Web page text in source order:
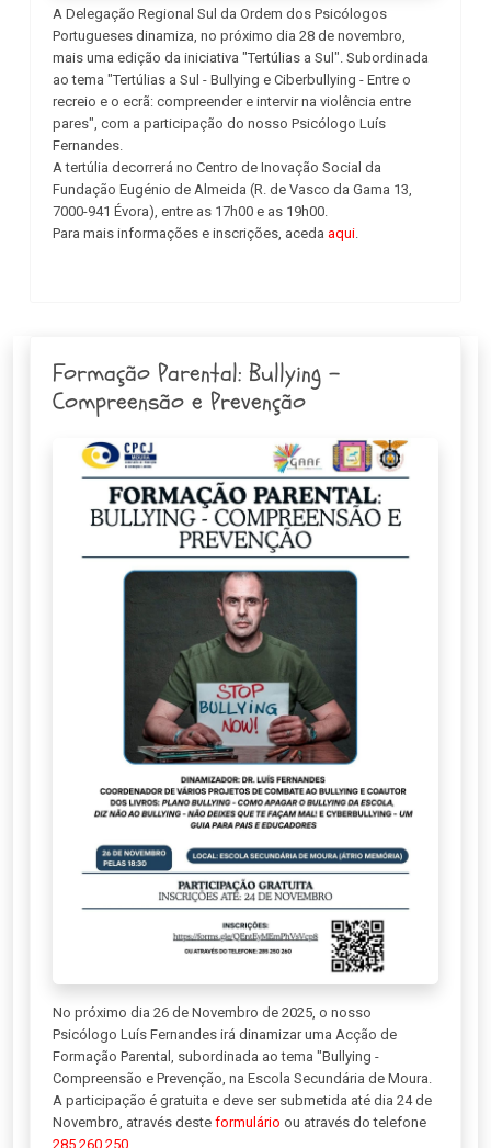
A Delegação Regional Sul da Ordem dos Psicólogos
Portugueses dinamiza, no próximo dia 28 de novembro,
mais uma edição da iniciativa "Tertúlias a Sul". Subordinada
ao tema "Tertúlias a Sul - Bullying e Ciberbullying - Entre o
recreio e o ecrã: compreender e intervir na violência entre
pares", com a participação do nosso Psicólogo Luís
Fernandes.
A tertúlia decorrerá no Centro de Inovação Social da
Fundação Eugénio de Almeida (R. de Vasco da Gama 13,
7000-941 Évora), entre as 17h00 e as 19h00.
Para mais informações e inscrições, aceda aqui
Formação Parental: Bullying -
Compreensão e Prevenção
No próximo dia 26 de Novembro de 2025, o nosso
Psicólogo Luís Fernandes irá dinamizar uma Acção de
Formação Parental, subordinada ao tema "Bullying -
Compreensão e Prevenção, na Escola Secundária de Moura.
A participação é gratuita e deve ser submetida até dia 24 de
Novembro, através deste formulário ou através do telefone
285 260 250